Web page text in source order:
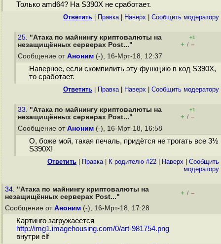
Только amd64? На S390X не сработает.
Ответить Правка| Наверх Cообщить модератору
25. "Атака по майнингу криптовалюты на
незащищённых серверах Post..."
+1
+ / –
Сообщение от Аноним (-), 16-Мрт-18, 12:37
Наверное, если скомпилить эту функцию в код S390X,
то сработает.
Ответить Правка| Наверх Cообщить модератору
33. "Атака по майнингу криптовалюты на
незащищённых серверах Post..."
+1
+ / –
Сообщение от Аноним (-), 16-Мрт-18, 16:58
О, боже мой, такая печаль, придётся не трогать все 3½
S390X!
Ответить Правка| К родителю #22 Наверх
Cообщить
модератору
34. "Атака по майнингу криптовалюты на
незащищённых серверах Post..."
+ / –
Сообщение от Аноним (-), 16-Мрт-18, 17:28
Картинго загружаеется
http://img1.imagehousing.com/0/art-981754.png
внутри elf